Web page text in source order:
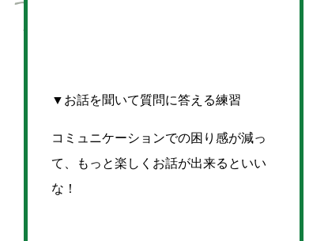
▼お話を聞いて質問に答える練習
コミュニケーションでの困り感が減っ
て、もっと楽しくお話が出来るといい
な！